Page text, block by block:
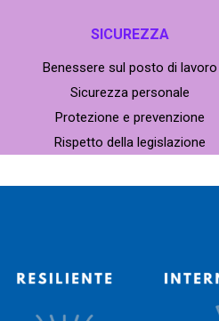
SICUREZZA
Benessere sul posto di lavoro
Sicurezza personale
Protezione e prevenzione
Rispetto della legislazione